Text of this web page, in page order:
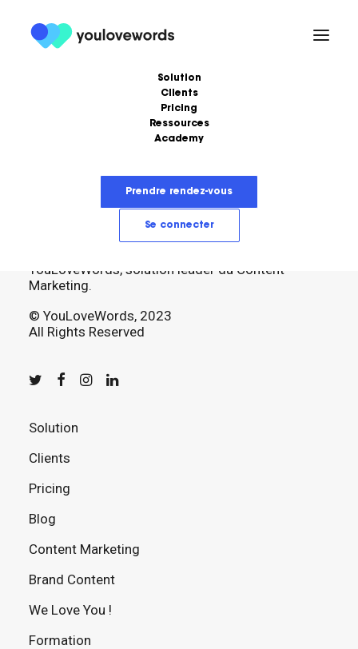
Solution
Clients
Pricing
Ressources
Academy
Prendre rendez-vous
Se connecter
YouLoveWords, solution leader du Content
Marketing.
© YouLoveWords, 2023
All Rights Reserved
Solution
Clients
Pricing
Blog
Content Marketing
Brand Content
We Love You !
Formation